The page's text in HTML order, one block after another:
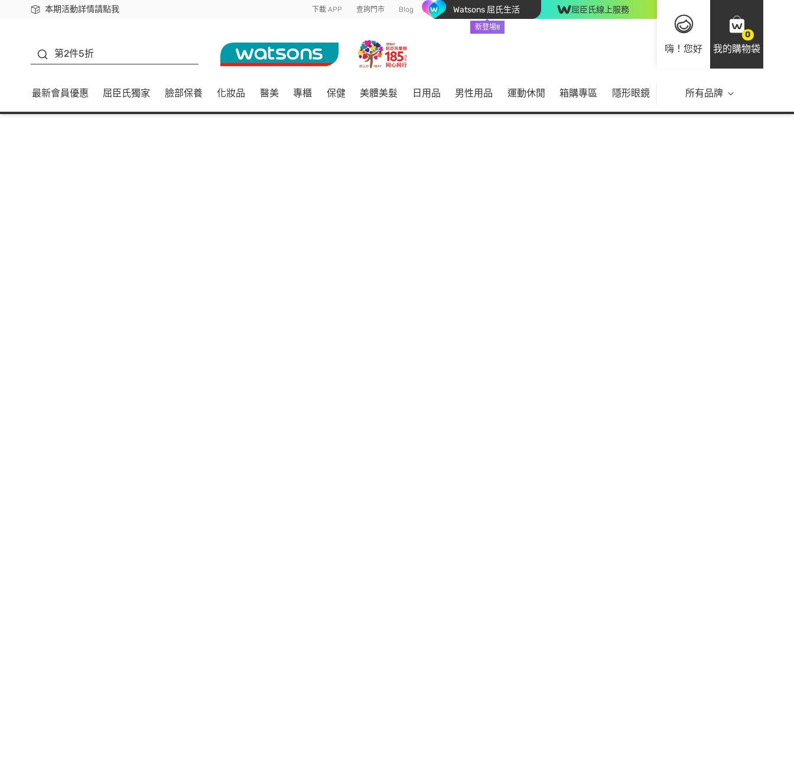
本期活動詳情請點我
下載app最高回饋$350 下載 APP 查詢門市 Blog Watsons 屈氏生活
新登場!!
屈臣氏線上服務
嗨！您好
0
我的購物袋
第2件5折
最新會員優惠 屈臣氏獨家 臉部保養 化妝品 醫美 專櫃 保健 美體美髮 日用品 男性用品 運動休閒 箱購專區 隱形眼鏡 所有品牌